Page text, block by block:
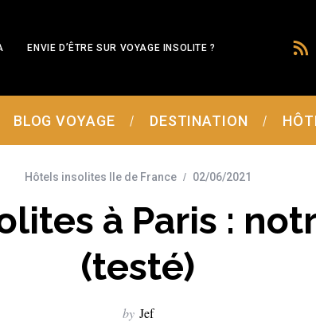
ENVIE D’ÊTRE SUR VOYAGE INSOLITE ?
BLOG VOYAGE DESTINATION
Hôtels insolites Ile de France 02/06/2021
à Paris :
(testé)
by Jef